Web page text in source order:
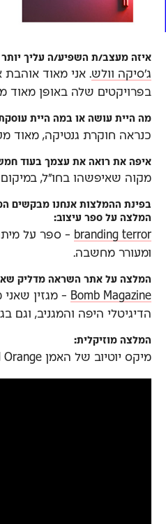
איזה מעצב/ת השפיע/ה עליך
ג׳סיקה וולש. אני מאוד
בפרויקטים שלה באופן מאוד
מה היית עושה או במה היית
כנראה חוקרת גנטיקה, מאוד
איפה את רואה את עצמך בעוד
מקוה שאיפשהו בחו״ל, במיקום
בפינת ההמלצות אנחנו מבקשים
המלצה על ספר עיצוב:
branding terror - ספר על
ומעורר מחשבה.
המלצה על אתר השראה מדליק
Bomb Magazine - מגזין
הדיגיטלי היפה והמגניב, וגם
המלצה מוזיקלית:
מיקס יוטיוב של האמן blood Orange.